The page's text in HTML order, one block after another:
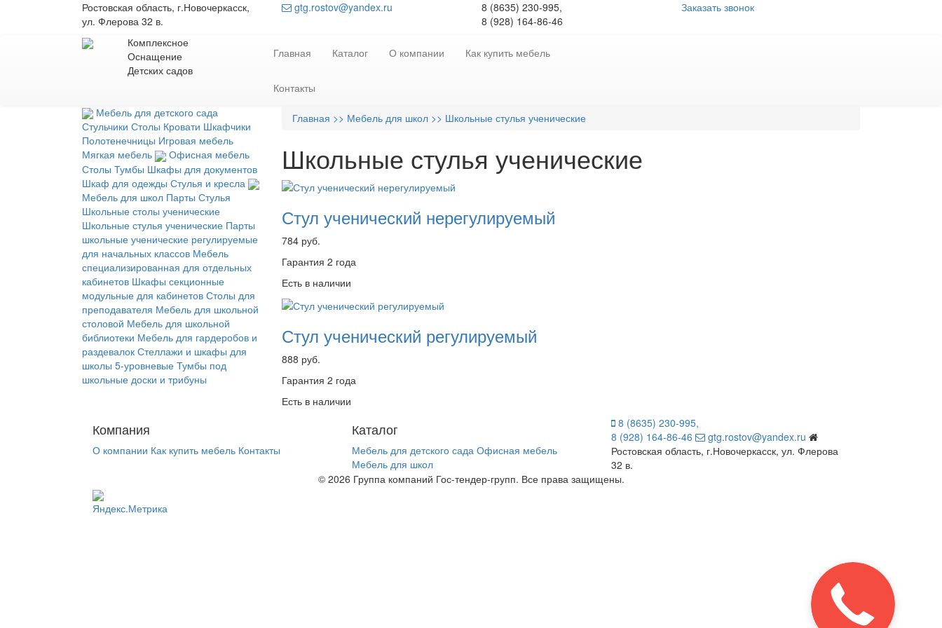
Ростовская область, г.Новочеркасск,
ул. Флерова 32 в.
gtg.rostov@yandex.ru
8 (8635) 230-995,
8 (928) 164-86-46
Заказать звонок
Комплексное
Оснащение
Детских садов
Главная Каталог О компании Как купить мебель
Контакты
Мебель для детского сада
Стульчики Столы Кровати Шкафчики
Полотенечницы Игровая мебель
Мягкая мебель
Офисная мебель
Столы Тумбы Шкафы для документов
Шкаф для одежды Стулья и кресла
Мебель для школ Парты Стулья
Школьные столы ученические
Школьные стулья ученические Парты
школьные ученические регулируемые
для начальных классов Мебель
специализированная для отдельных
кабинетов Шкафы секционные
модульные для кабинетов Столы для
преподавателя Мебель для школьной
столовой Мебель для школьной
библиотеки Мебель для гардеробов и
раздевалок Стеллажи и шкафы для
школы 5-уровневые Тумбы под
школьные доски и трибуны
Главная >> Мебель для школ >> Школьные стулья ученические
Школьные стулья ученические
Стул ученический нерегулируемый
784 руб.
Гарантия 2 года
Есть в наличии
Стул ученический регулируемый
888 руб.
Гарантия 2 года
Есть в наличии
Компания
О компании Как купить мебель Контакты
Каталог
Мебель для детского сада Офисная мебель
Мебель для школ
8 (8635) 230-995,
8 (928) 164-86-46
gtg.rostov@yandex.ru
Ростовская область, г.Новочеркасск, ул. Флерова
32 в.
© 2026 Группа компаний Гос-тендер-групп. Все права защищены.